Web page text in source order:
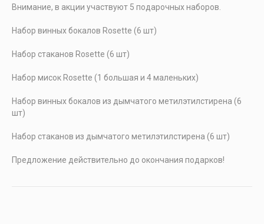
Внимание, в акции участвуют 5 подарочных наборов.
Набор винных бокалов Rosette (6 шт)
Набор стаканов Rosette (6 шт)
Набор мисок Rosette (1 большая и 4 маленьких)
Набор винных бокалов из дымчатого метилэтилстирена (6
шт)
Набор стаканов из дымчатого метилэтилстирена (6 шт)
Предложение действительно до окончания подарков!